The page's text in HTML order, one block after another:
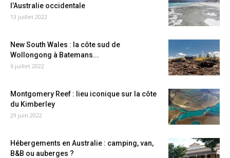
l’Australie occidentale
13 juillet 2022
New South Wales : la côte sud de
Wollongong à Batemans...
6 juillet 2022
Montgomery Reef : lieu iconique sur la côte
du Kimberley
29 juin 2022
Hébergements en Australie : camping, van,
B&B ou auberges ?